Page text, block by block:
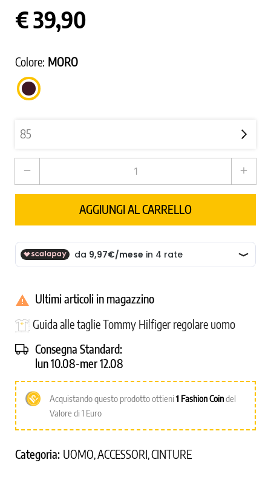
€ 39,90
Colore: MORO
MORO
remove add
AGGIUNGI AL CARRELLO
 Ultimi articoli in magazzino
Guida alle taglie Tommy Hilfiger regolare uomo
Consegna Standard:
lun 10.08-mer 12.08
Acquistando questo prodotto ottieni 1 Fashion Coindel
Valore di 1 Euro
Categoria: UOMO ACCESSORI CINTURE